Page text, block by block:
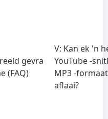
gevra
(FAQ)
V: Kan ek 'n
YouTube -
MP3 -formaat
aflaai?